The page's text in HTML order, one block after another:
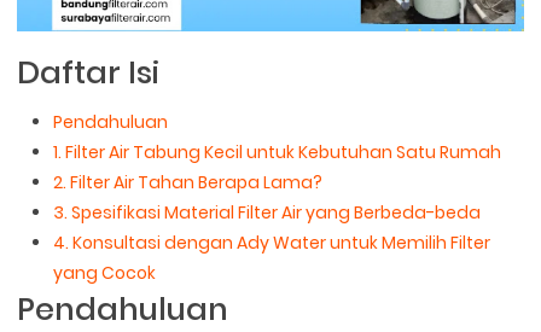
Daftar Isi
Pendahuluan
1. Filter Air Tabung Kecil untuk Kebutuhan Satu Rumah
2. Filter Air Tahan Berapa Lama?
3. Spesifikasi Material Filter Air yang Berbeda-beda
4. Konsultasi dengan Ady Water untuk Memilih Filter
yang Cocok
Pendahuluan